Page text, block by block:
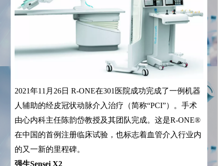
2021年11月26日 R-ONE在301医院成功完成了一例机器
人辅助的经皮冠状动脉介入治疗（简称“PCI”）。手术
由心内科主任陈韵岱教授及其团队完成。这是R-ONE®
在中国的首例注册临床试验，也标志着血管介入行业内
的又一新的里程碑。
强生Sensei X2